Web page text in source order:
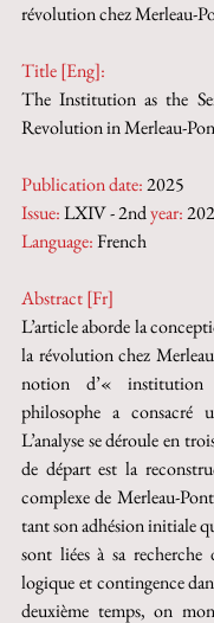
révolution chez Merleau-
Title [Eng]:
The Institution as the
Revolution in Merleau-
Publication date: 2025
Issue: LXIV - 2nd year:
Language: French
Abstract [Fr]
L’article aborde la
la révolution chez
notion d’«
philosophe a consacré
L’analyse se déroule en
de départ est la
complexe de Merleau-
tant son adhésion initiale
sont liées à sa recherche
logique et contingence
deuxième temps, on